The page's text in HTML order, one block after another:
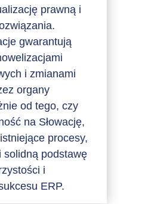
prawną i
gwarantują
i zmianami
organy
od tego, czy
na Słowację,
procesy,
solidną podstawę
i
ERP.